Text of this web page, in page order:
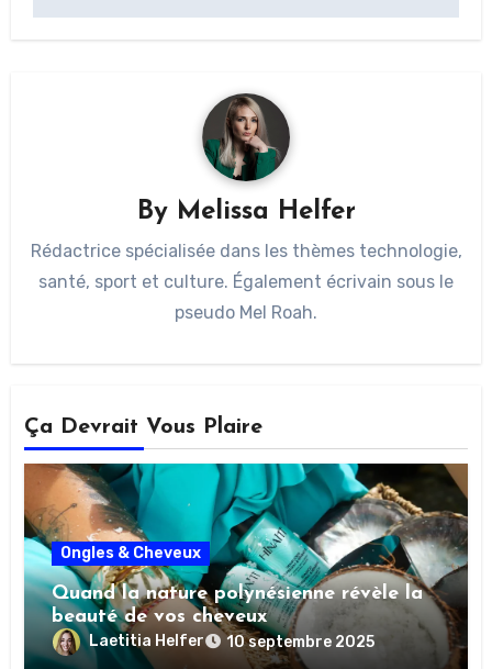
By Melissa Helfer
Rédactrice spécialisée dans les thèmes technologie,
santé, sport et culture. Également écrivain sous le
pseudo Mel Roah.
Ça Devrait Vous Plaire
Ongles & Cheveux
Quand la nature polynésienne révèle la
beauté de vos cheveux
Laetitia Helfer 10 septembre 2025